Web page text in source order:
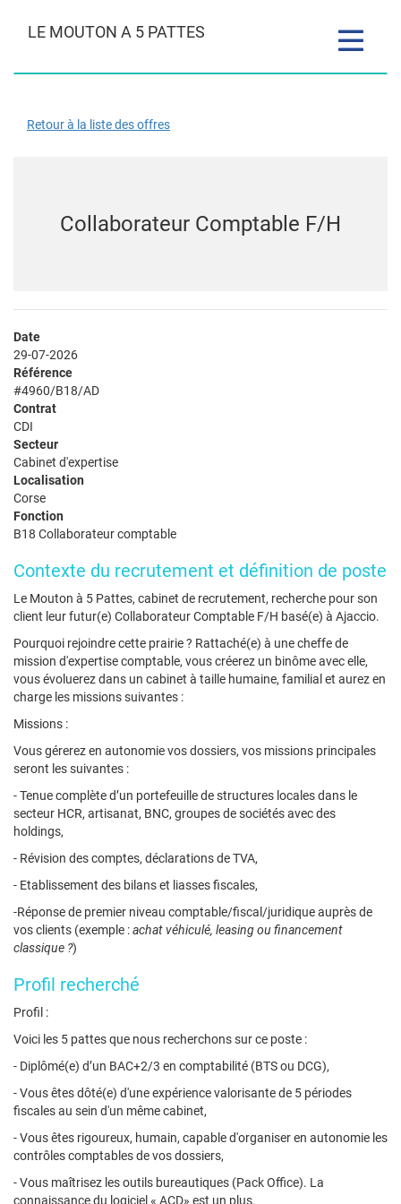
Toggle
LE MOUTON A 5 PATTES
Retour à la liste des offres
Collaborateur Comptable F/H
Date
29-07-2026
Référence
#4960/B18/AD
Contrat
CDI
Secteur
Cabinet d'expertise
Localisation
Corse
Fonction
B18 Collaborateur comptable
Contexte du recrutement et définition de poste
Le Mouton à 5 Pattes, cabinet de recrutement, recherche pour son
client leur futur(e) Collaborateur Comptable F/H basé(e) à Ajaccio.
Pourquoi rejoindre cette prairie ? Rattaché(e) à une cheffe de
mission d'expertise comptable, vous créerez un binôme avec elle,
vous évoluerez dans un cabinet à taille humaine, familial et aurez en
charge les missions suivantes :
Missions :
Vous gérerez en autonomie vos dossiers, vos missions principales
seront les suivantes :
- Tenue complète d’un portefeuille de structures locales dans le
secteur HCR, artisanat, BNC, groupes de sociétés avec des
holdings,
- Révision des comptes, déclarations de TVA,
- Etablissement des bilans et liasses fiscales,
-Réponse de premier niveau comptable/fiscal/juridique auprès de
vos clients (exemple :achat véhiculé, leasing ou financement
classique ?)
Profil recherché
Profil :
Voici les 5 pattes que nous recherchons sur ce poste :
- Diplômé(e) d’un BAC+2/3 en comptabilité (BTS ou DCG),
- Vous êtes dôté(e) d'une expérience valorisante de 5 périodes
fiscales au sein d'un même cabinet,
- Vous êtes rigoureux, humain, capable d'organiser en autonomie les
contrôles comptables de vos dossiers,
- Vous maîtrisez les outils bureautiques (Pack Office). La
connaissance du logiciel « ACD» est un plus.